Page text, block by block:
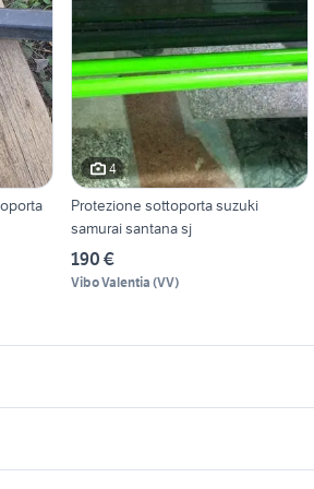
4
Protezione sottoporta suzuki
samurai santana sj
190 €
Vibo Valentia (VV)